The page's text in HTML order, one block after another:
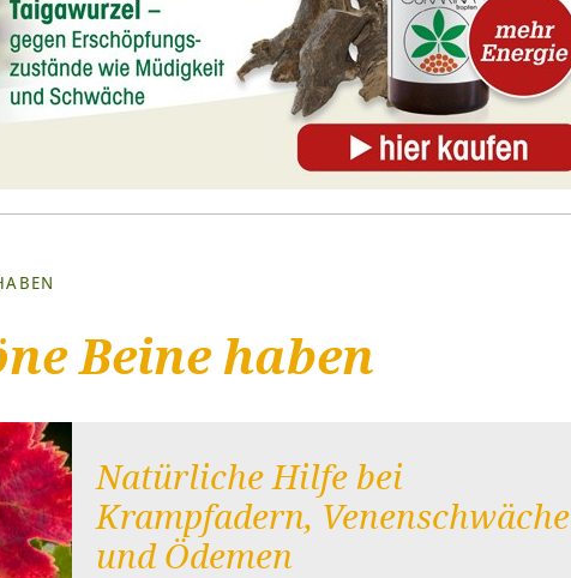
Beine haben
Natürliche Hilfe bei
Krampfadern, Venenschwäche
und Ödemen